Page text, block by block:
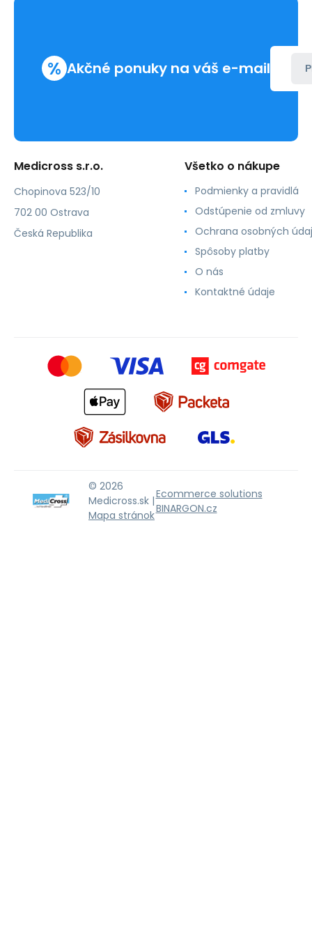
% Akčné ponuky na váš e-mail
Medicross s.r.o.
Chopinova 523/10
702 00 Ostrava
Česká Republika
Všetko o nákupe
Podmienky a pravidlá
Odstúpenie od zmluvy
Ochrana osobných
Spôsoby platby
O nás
Kontaktné údaje
© 2026
Medicross.sk |
Mapa stránok
Ecommerce solutions
BINARGON.cz